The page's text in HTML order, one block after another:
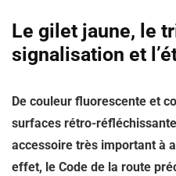
Le gilet jaune, le
signalisation et
De couleur fluorescente et
surfaces rétro-
accessoire très important à
effet, le Code de la route